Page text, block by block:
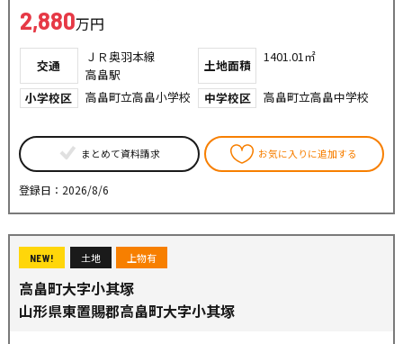
2,880万円
交通
ＪＲ奥羽本線
高畠駅
土地面積
1401.01㎡
小学校区 高畠町立高畠小学校 中学校区 高畠町立高畠中学校
まとめて資料請求 お気に入りに追加する
登録日：2026/8/6
NEW! 土地 上物有
高畠町大字小其塚
山形県東置賜郡高畠町大字小其塚